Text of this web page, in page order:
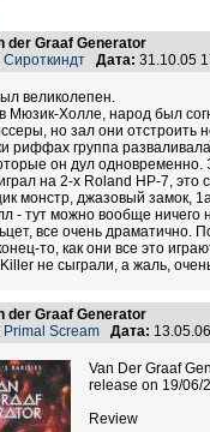
der Graaf Generator
Сироткиндт Дата: 31.10.05
великолепен.
Мюзик-Холле, народ был
но зал они
риффах группа
он дул
на 2-х Roland HP-7,
монстр, джазовый замок,
- тут можно вообще ничего
все очень драматично.
то, как они все это
не сыграли, а жаль,
der Graaf Generator
Primal Scream Дата:
Van Der Graaf
release on 19/06/
Review